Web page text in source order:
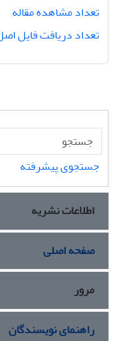
تعداد مشاهده مقاله
تعداد دریافت فایل
جستجوی پیشرفته
اطلاعات نشریه
صفحه اصلی
مرور
راهنمای نویسندگان